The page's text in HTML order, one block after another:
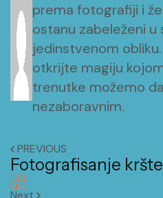
prema fotografiji i
ostanu zabeleženi u
jedinstvenom
otkrijte magiju
trenutke možemo
nezaboravnim.
PREVIOUS
Fotografisanje
Next